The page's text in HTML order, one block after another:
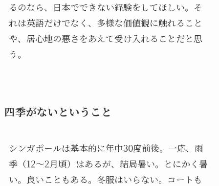
るのなら、日本でできない経験をしてほしい。そ
れは英語だけでなく、多様な価値観に触れること
や、居心地の悪さをあえて受け入れることだと思
う。
四季がないということ
シンガポールは基本的に年中30度前後。一応、雨
季（12〜2月頃）はあるが、結局暑い。とにかく暑
い。良いこともある。冬服はいらない。コートも